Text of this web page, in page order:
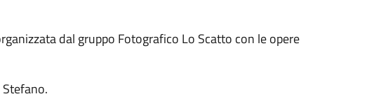
dal gruppo Fotografico Lo Scatto con le opere